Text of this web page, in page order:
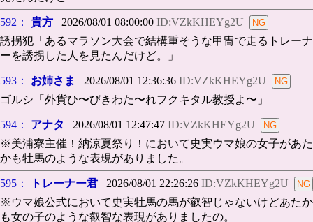
592： 貴方 2026/08/01 08:00:00 ID:VZkKHEYg2U
誘拐犯「あるマラソン大会で結構重そうな甲冑で走るトレーナ
ーを誘拐した人を見たんだけど。」
593： お姉さま 2026/08/01 12:36:36 ID:VZkKHEYg2U
ゴルシ「外貨ひ〜びきわた〜れフクキタル教授よ〜」
594： アナタ 2026/08/01 12:47:47 ID:VZkKHEYg2U
※美浦寮主催！納涼夏祭り！において史実ウマ娘の女子があた
かも牡馬のような表現がありました。
595： トレーナー君 2026/08/01 22:26:26 ID:VZkKHEYg2U
※ウマ娘公式において史実牡馬の馬が叡智じゃないけどあたか
も女の子のような叡智な表現がありましたの。